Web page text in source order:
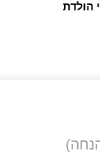
הולדת